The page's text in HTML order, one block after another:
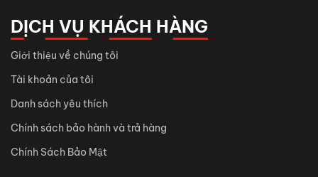
DỊCH VỤ KHÁCH HÀNG
Giới thiệu về chúng tôi
Tài khoản của tôi
Danh sách yêu thích
Chính sách bảo hành và trả hàng
Chính Sách Bảo Mật